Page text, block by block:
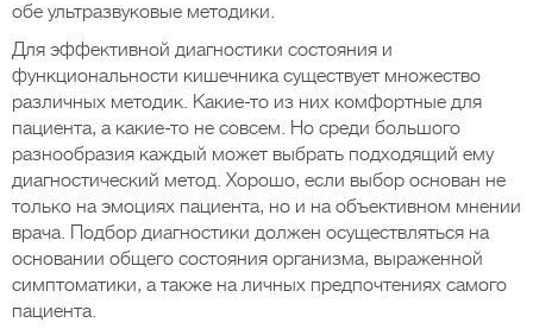
обе ультразвуковые методики.
Для эффективной диагностики состояния и
функциональности кишечника существует множество
различных методик. Какие-то из них комфортные для
пациента, а какие-то не совсем. Но среди большого
разнообразия каждый может выбрать подходящий ему
диагностический метод. Хорошо, если выбор основан не
только на эмоциях пациента, но и на объективном мнении
врача. Подбор диагностики должен осуществляться на
основании общего состояния организма, выраженной
симптоматики, а также на личных предпочтениях самого
пациента.